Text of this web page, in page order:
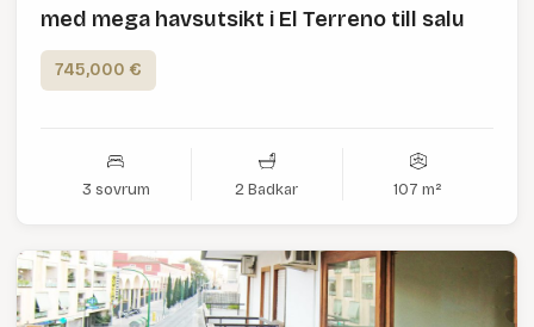
med mega havsutsikt i El Terreno till salu
745,000 €
3 sovrum 2 Badkar 107 m²